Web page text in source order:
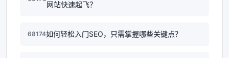
网站快速起飞？
68174如何轻松入门SEO，只需掌握哪些关键点？